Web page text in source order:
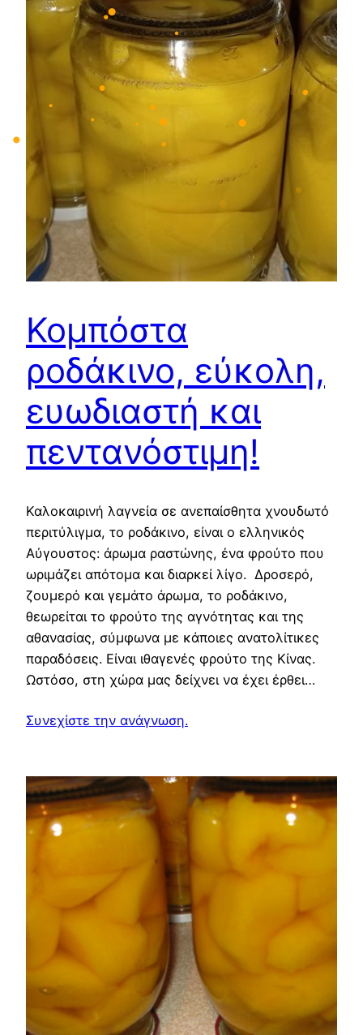
•
•
•
•
• •
•
•
•
Κομπόστα
ροδάκινο, εύκολη,
ευωδιαστή και
πεντανόστιμη!
Καλοκαιρινή λαγνεία σε ανεπαίσθητα χνουδωτό
περιτύλιγμα, το ροδάκινο, είναι ο ελληνικός
Αύγουστος: άρωμα ραστώνης, ένα φρούτο που
ωριμάζει απότομα και διαρκεί λίγο. Δροσερό,
ζουμερό και γεμάτο άρωμα, το ροδάκινο,
θεωρείται το φρούτο της αγνότητας και της
αθανασίας, σύμφωνα με κάποιες ανατολίτικες
παραδόσεις. Είναι ιθαγενές φρούτο της Κίνας.
Ωστόσο, στη χώρα μας δείχνει να έχει έρθει…
Συνεχίστε την ανάγνωση.